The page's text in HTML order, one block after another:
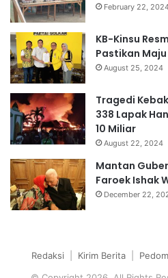
February 22,
KB-Kinsu
Pastikan
August 25, 2024
Tragedi
338 Lapak
10 Miliar
August 22, 2024
Mantan
Faroek Ishak
December 22,
Redaksi Kirim Berita